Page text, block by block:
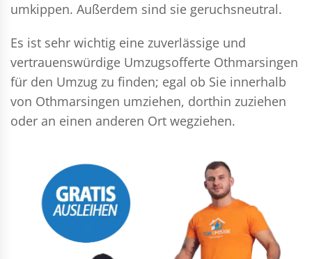
umkippen. Außerdem sind sie geruchsneutral.
Es ist sehr wichtig eine zuverlässige und
vertrauenswürdige Umzugsofferte Othmarsingen
für den Umzug zu finden; egal ob Sie innerhalb
von Othmarsingen umziehen, dorthin zuziehen
oder an einen anderen Ort wegziehen.